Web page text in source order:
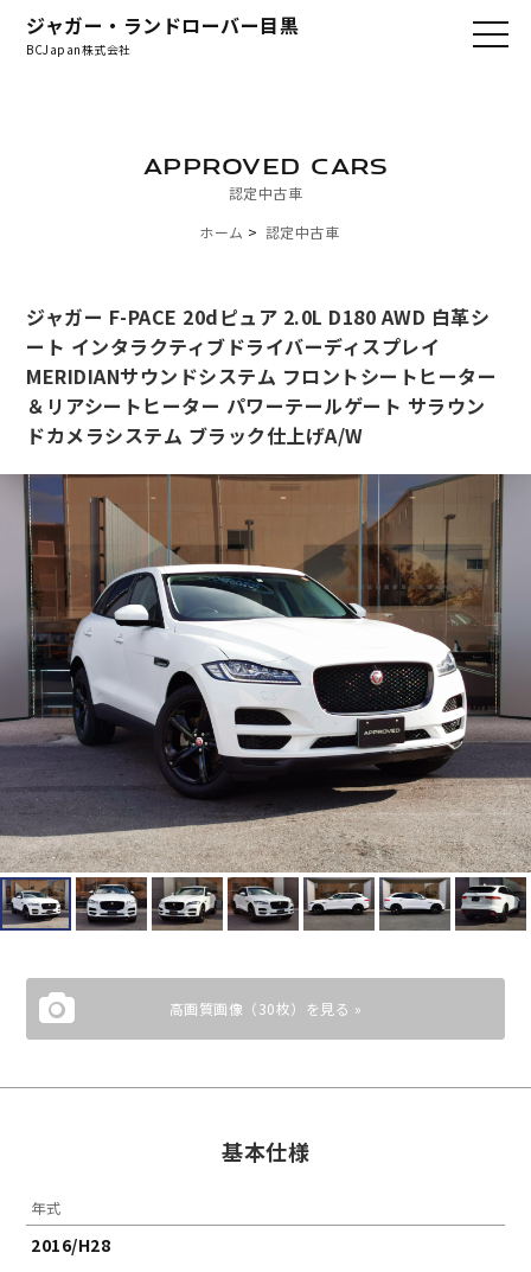
ジャガー・ランドローバー目黒
BCJapan株式会社
認定中古車
APPROVED CARS
ホーム 認定中古車
ジャガー F-PACE 20dピュア 2.0L D180 AWD 白革シ
ート インタラクティブドライバーディスプレイ
MERIDIANサウンドシステム フロントシートヒーター
＆リアシートヒーター パワーテールゲート サラウン
ドカメラシステム ブラック仕上げA/W
高画質画像（30枚）を見る »
基本仕様
年式
2016/H28